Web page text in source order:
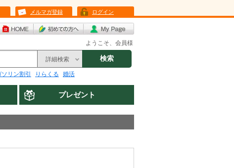
メルマガ登録 ログイン
ようこそ、会員様
詳細検索 検索
ソリン割引 りらくる 婚活
プレゼント